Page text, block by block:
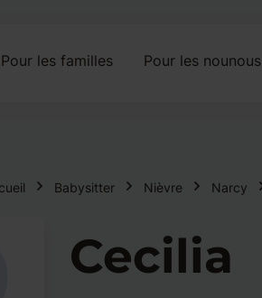
Pour les familles Pour les nounous
Babysitter Nièvre Narcy
Cecilia